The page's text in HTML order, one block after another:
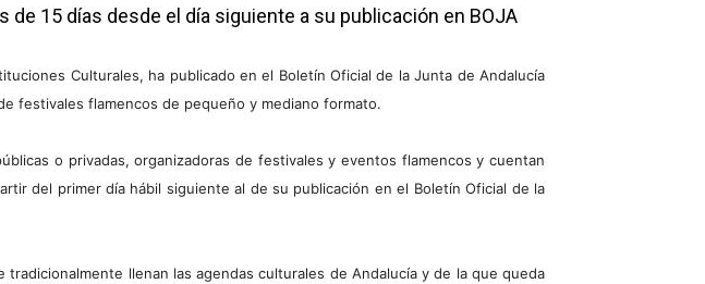
15 días desde el día siguiente a su publicación en BOJA
Culturales, ha publicado en el Boletín Oficial de la Junta de Andalucía
festivales flamencos de pequeño y mediano formato.
o privadas, organizadoras de festivales y eventos flamencos y cuentan
del primer día hábil siguiente al de su publicación en el Boletín Oficial de la
llenan las agendas culturales de Andalucía y de la que queda